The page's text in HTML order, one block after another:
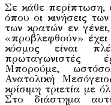
Σε κάθε περίπτωση,
όπου οι κινήσεις
των κρατών εν
«προβλεφθούν»
κόσμος είναι
πρωταγωνιστές
Μπορούμε,
Ανατολική
κρίσιμη τριετία με
Στο διάστημα